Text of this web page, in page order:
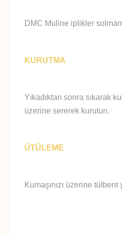
DMC Muline iplikler
KURUTMA
Yıkadıktan sonra sıkarak
üzerine sererek kurutun.
ÜTÜLEME
Kumaşınızı üzerine